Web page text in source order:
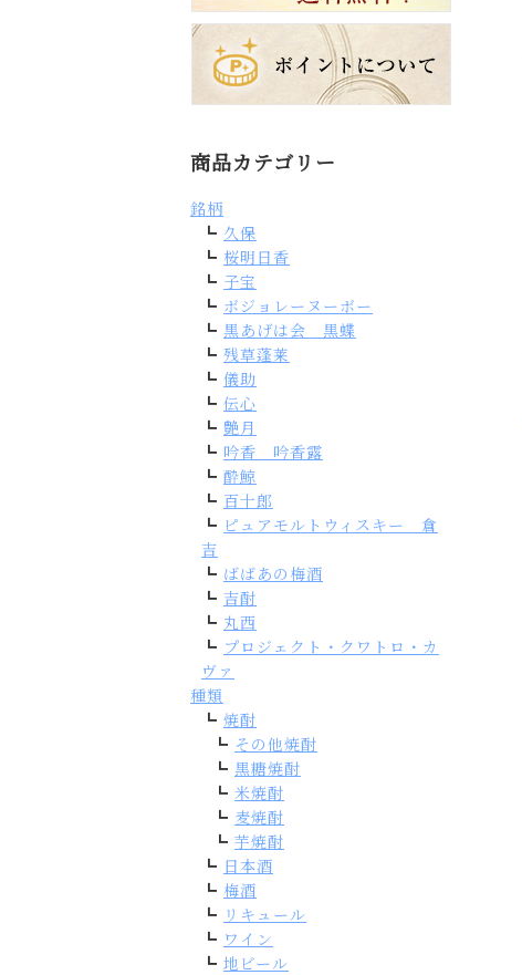
商品カテゴリー
銘柄
久保
桜明日香
子宝
ボジョレーヌーボー
黒あげは会 黒蝶
残草蓬莱
儀助
伝心
艶月
吟香 吟香露
酔鯨
百十郎
ピュアモルトウィスキー 倉
吉
ばばあの梅酒
吉酎
丸西
プロジェクト・クワトロ・カ
ヴァ
種類
焼酎
その他焼酎
黒糖焼酎
米焼酎
麦焼酎
芋焼酎
日本酒
梅酒
リキュール
ワイン
地ビール